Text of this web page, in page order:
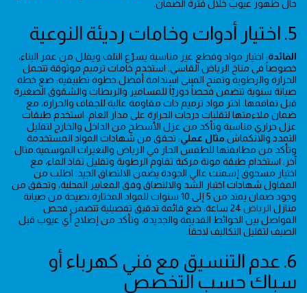
حال ظهور عيوب خلال فترة الضمان.
5. اختيار أدوات وخامات رديئة النوعية
الفائدة: اختيار مواد وقطع غير مناسبة يسرّع التلف ويقلل من عمر البناء،
خصوصاً في مناخ الرياض القاسي. استخدم خامات ترميم موثوقة تتحمل
الحرارة والرطوبة وتمنح المبنى استدامة أفضل.خطوة تطبيقية: ضع خطة
صيانة سنوية تتضمن فحصاً دوريّاً للمسامير والربطات والشقوق الصغيرة
قبل تفاقمها. اختر مواد ترميم ذات مقاومة عالية للجفاف والحرارة، مع
ضمان ملاءمتها لتقلبات درجات الحرارة على مدار العام. استخدم طبقات
عزل حراري مناسبة وتأكد من عزل الأسطح من الداخل والخارج لتقليل
التمدد والانكماش. مثال عملي: تحقق من شهادات المواد المستخدمة
وتأكد من مطابقتها للطقس الحار في الرياض والتغيرات الموسمية.مثال
آخر: استخدام طبقة مونة مركبة تقاوم الرطوبة وتقليل نفاذ الماء، مع
اختيار مسحوق إسمنت عالي الجودة يضمن الالتصاق الجيد. اطلب من
المقاول شهادات اختبار الشد والالتصاق وفق المعايير المحلية، وتحقق من
وجود ضمان يمتد من 5 إلى 10 سنوات للمواد المختارة.نصيحة من صيانة
منازل الرياض
24 ساعة: ضع قائمة تدقيق تفصيلية تتضمن فحص
الفواصل بين الحوائط القديمة والجديدة، وتأكد من إصلاح أي عيوب قبل
الصيف لتقليل التكاليف لاحقاً.
6. عدم التنسيق مع فني كهرباء أو
سباك حسب التخصص